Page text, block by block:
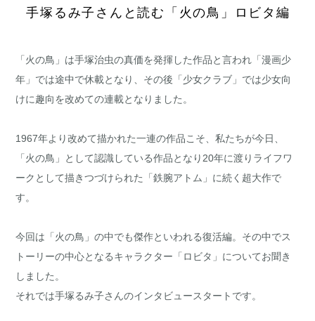
手塚るみ子さんと読む「火の鳥」ロビタ編
「火の鳥」は手塚治虫の真価を発揮した作品と言われ「漫画少
年」では途中で休載となり、その後「少女クラブ」では少女向
けに趣向を改めての連載となりました。
1967年より改めて描かれた一連の作品こそ、私たちが今日、
「火の鳥」として認識している作品となり20年に渡りライフワ
ークとして描きつづけられた「鉄腕アトム」に続く超大作で
す。
今回は「火の鳥」の中でも傑作といわれる復活編。その中でス
トーリーの中心となるキャラクター「ロビタ」についてお聞き
しました。
それでは手塚るみ子さんのインタビュースタートです。